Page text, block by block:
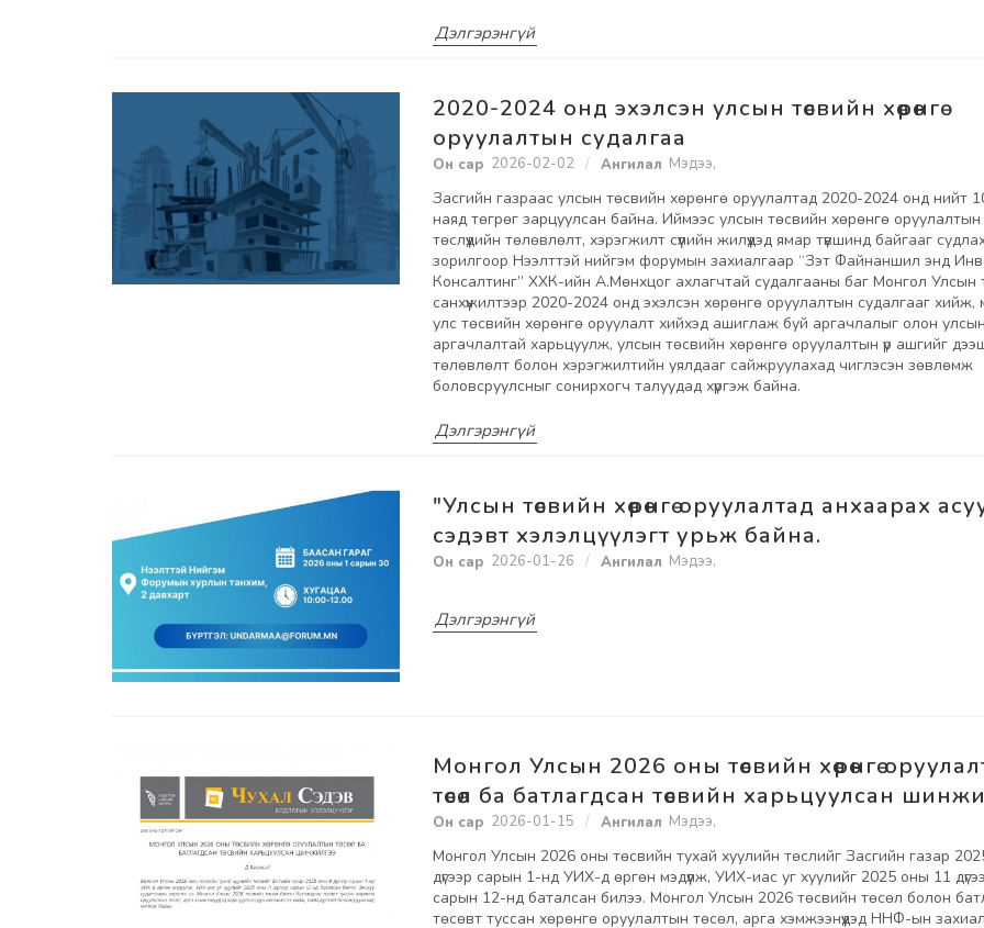
Дэлгэрэнгүй
2020-2024 онд эхэлсэн улсын төсвийн хөрөнгө
оруулалтын судалгаа
2026-02-02 Мэдээ,
Засгийн газраас улсын төсвийн хөрөнгө оруулалтад 2020-2024 онд нийт
наяд төгрөг зарцуулсан байна. Иймээс улсын төсвийн хөрөнгө оруулалтын
төслүүдийн төлөвлөлт, хэрэгжилт сүүлийн жилүүдэд ямар түвшинд байгааг
зорилгоор Нээлттэй нийгэм форумын захиалгаар “Зэт Файнаншил энд
Консалтинг” ХХК-ийн А.Мөнхцог ахлагчтай судалгааны баг Монгол Улсын
санхүүжилтээр 2020-2024 онд эхэлсэн хөрөнгө оруулалтын судалгааг хийж,
улс төсвийн хөрөнгө оруулалт хийхэд ашиглаж буй аргачлалыг олон улсын
аргачлалтай харьцуулж, улсын төсвийн хөрөнгө оруулалтын үр ашгийг
төлөвлөлт болон хэрэгжилтийн уялдааг сайжруулахад чиглэсэн зөвлөмж
боловсруулсныг сонирхогч талуудад хүргэж байна.
Дэлгэрэнгүй
"Улсын төсвийн хөрөнгө оруулалтад анхаарах
сэдэвт хэлэлцүүлэгт урьж байна.
2026-01-26 Мэдээ,
Дэлгэрэнгүй
Монгол Улсын 2026 оны төсвийн хөрөнгө
төсөл ба батлагдсан төсвийн харьцуулсан
2026-01-15 Мэдээ,
Монгол Улсын 2026 оны төсвийн тухай хуулийн төслийг Засгийн газар
дүгээр сарын 1-нд УИХ-д өргөн мэдүүлж, УИХ-иас уг хуулийг 2025 оны 11
сарын 12-нд баталсан билээ. Монгол Улсын 2026 төсвийн төсөл болон
төсөвт туссан хөрөнгө оруулалтын төсөл, арга хэмжээнүүдэд ННФ-ын